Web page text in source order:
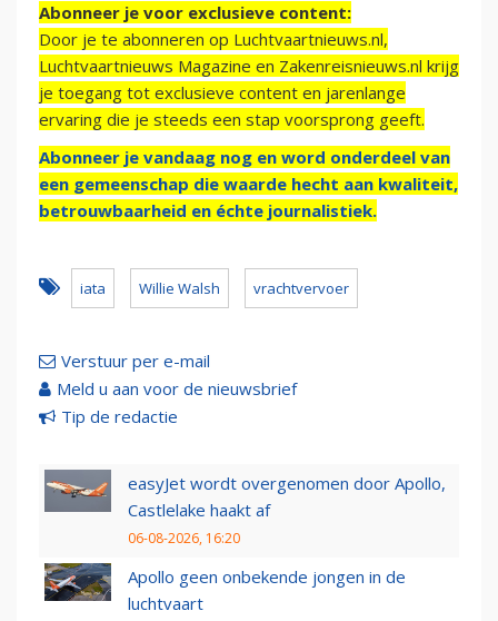
Abonneer je voor exclusieve content:
Door je te abonneren op Luchtvaartnieuws.nl,
Luchtvaartnieuws Magazine en Zakenreisnieuws.nl krijg
je toegang tot exclusieve content en jarenlange
ervaring die je steeds een stap voorsprong geeft.
Abonneer je vandaag nog en word onderdeel van
een gemeenschap die waarde hecht aan kwaliteit,
betrouwbaarheid en échte journalistiek.
iata Willie Walsh vrachtvervoer
Verstuur per e-mail
Meld u aan voor de nieuwsbrief
Tip de redactie
easyJet wordt overgenomen door Apollo,
Castlelake haakt af
06-08-2026, 16:20
Apollo geen onbekende jongen in de
luchtvaart